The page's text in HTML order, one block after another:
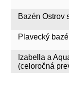
Bazén Ostrov
Plavecký
Izabella a
(celoročná